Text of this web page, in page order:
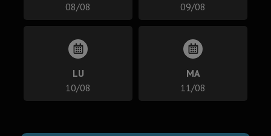
08/08
09/08
LU
10/08
MA
11/08